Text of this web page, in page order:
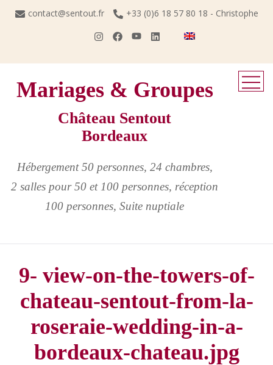
Skip
contact@sentout.fr +33 (0)6 18 57 80 18 - Christophe
Mariages & Groupes
Château Sentout
Bordeaux
Hébergement 50 personnes, 24 chambres,
2 salles pour 50 et 100 personnes, réception
100 personnes, Suite nuptiale
9- view-on-the-towers-of-
chateau-sentout-from-la-
roseraie-wedding-in-a-
bordeaux-chateau.jpg